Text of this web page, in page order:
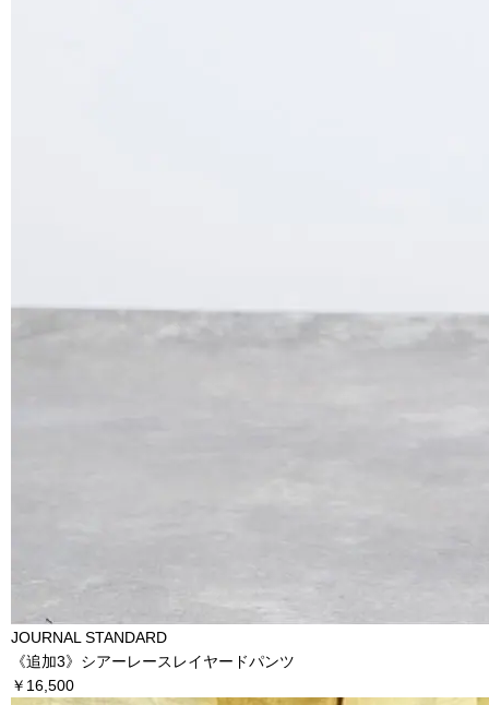
JOURNAL STANDARD
《追加3》シアーレースレイヤードパンツ
￥16,500